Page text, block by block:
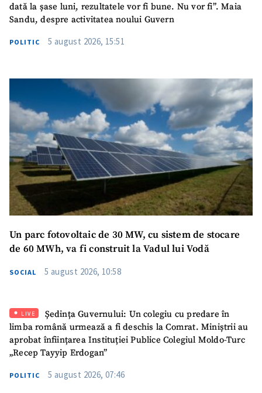
SUSȚINE
dată la șase luni, rezultatele vor fi bune. Nu vor fi”. Maia
Sandu, despre activitatea noului Guvern
POLITIC 5 august 2026, 15:51
Un parc fotovoltaic de 30 MW, cu sistem de stocare
de 60 MWh, va fi construit la Vadul lui Vodă
SOCIAL 5 august 2026, 10:58
LIVE
Ședința Guvernului: Un colegiu cu predare în
limba română urmează a fi deschis la Comrat. Miniștrii au
aprobat înființarea Instituției Publice Colegiul Moldo-Turc
„Recep Tayyip Erdogan”
POLITIC 5 august 2026, 07:46
TRIMITE ȘTIREA